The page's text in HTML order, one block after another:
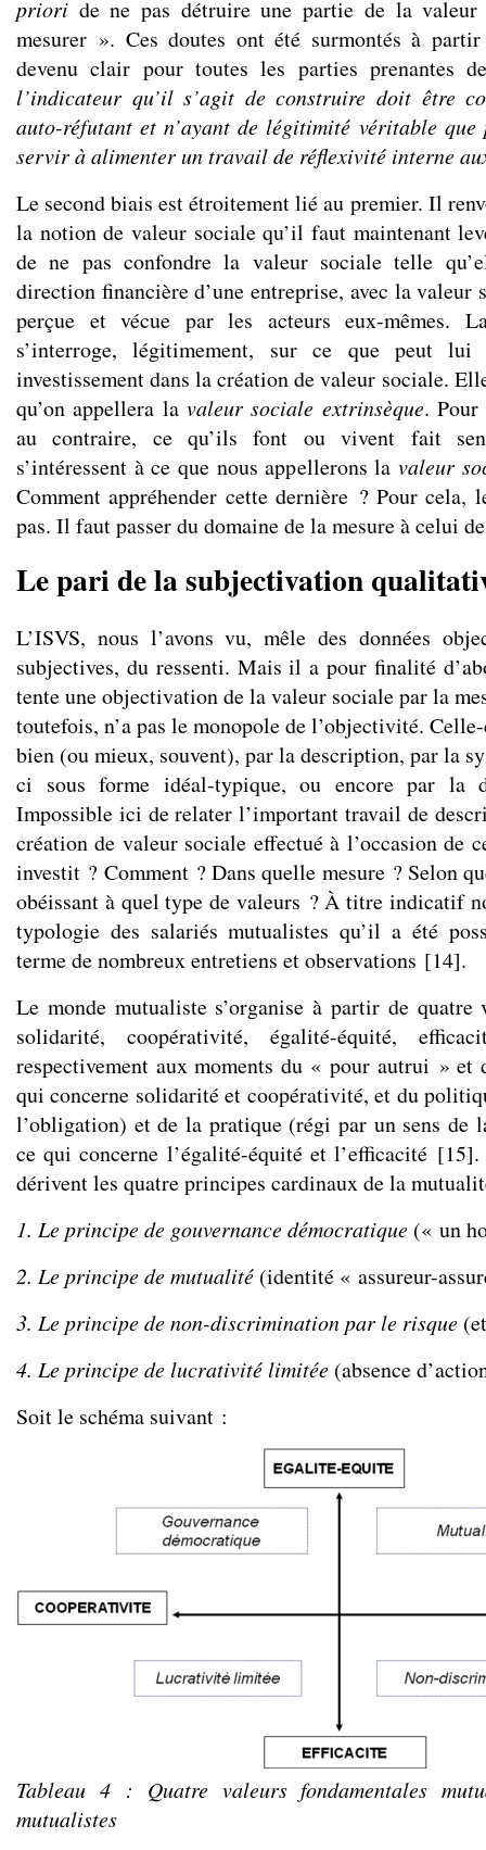
priori de ne pas détruire une partie de la
mesurer ». Ces doutes ont été surmontés à
devenu clair pour toutes les parties prenantes
l’indicateur qu’il s’agit de construire doit être
auto-réfutant et n’ayant de légitimité véritable
servir à alimenter un travail de réflexivité interne
Le second biais est étroitement lié au premier. Il
la notion de valeur sociale qu’il faut maintenant
de ne pas confondre la valeur sociale telle
direction financière d’une entreprise, avec la valeur
perçue et vécue par les acteurs eux-mêmes.
s’interroge, légitimement, sur ce que peut
investissement dans la création de valeur sociale.
qu’on appellera la valeur sociale extrinsèque. Pour
au contraire, ce qu’ils font ou vivent fait
s’intéressent à ce que nous appellerons la valeur
Comment appréhender cette dernière ? Pour cela,
pas. Il faut passer du domaine de la mesure à celui
Le pari de la subjectivation
L’ISVS, nous l’avons vu, mêle des données
subjectives, du ressenti. Mais il a pour finalité
tente une objectivation de la valeur sociale par la
toutefois, n’a pas le monopole de l’objectivité.
bien (ou mieux, souvent), par la description, par la
ci sous forme idéal-typique, ou encore par la
Impossible ici de relater l’important travail de
création de valeur sociale effectué à l’occasion de
investit ? Comment ? Dans quelle mesure ? Selon
obéissant à quel type de valeurs ? À titre indicatif
typologie des salariés mutualistes qu’il a été
terme de nombreux entretiens et observations [14].
Le monde mutualiste s’organise à partir de
solidarité, coopérativité, égalité-équité,
respectivement aux moments du « pour autrui »
qui concerne solidarité et coopérativité, et du
l’obligation) et de la pratique (régi par un sens de
ce qui concerne l’égalité-équité et l’efficacité [15].
dérivent les quatre principes cardinaux de la
1. Le principe de gouvernance démocratique (« un
2. Le principe de mutualité (identité « assureur-
3. Le principe de non-discrimination par le risque
4. Le principe de lucrativitélimitée (absence
Soit le schéma suivant :
Tableau 4 : Quatre valeurs fondamentales
mutualistes